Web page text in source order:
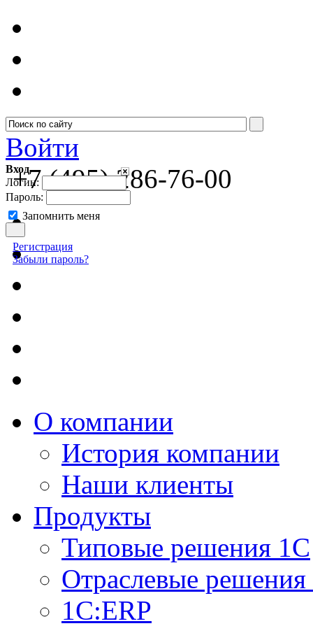
Войти
Вход
Логин:
Пароль:
Запомнить меня
Регистрация
Забыли пароль?
+7 (495) 286-76-00
О компании
История компании
Наши клиенты
Продукты
Типовые решения 1С
Отраслевые
1C:ERP